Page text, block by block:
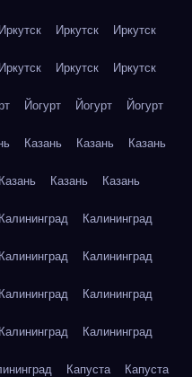
Иркутск Иркутск Иркутск
Иркутск Иркутск Иркутск
Йогурт Йогурт Йогурт
Казань Казань Казань
Казань Казань Казань
Калининград Калининград
Калининград Калининград
Калининград Калининград
Калининград Калининград
Капуста Капуста